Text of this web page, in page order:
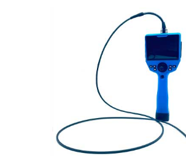
位，这对维修造成一定的困难。